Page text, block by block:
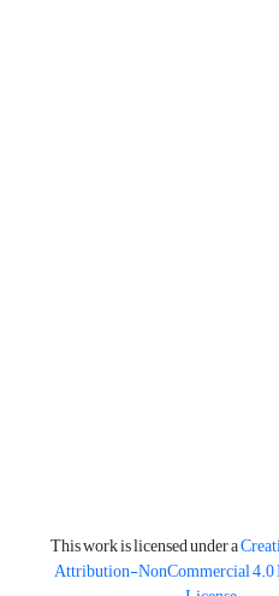
This work is licensed under a
Attribution-NonCommercial 4.0